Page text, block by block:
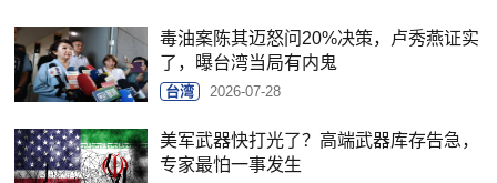
毒油案陈其迈怒问20%决策，卢秀燕证实
了，曝台湾当局有内鬼
台湾 2026-07-28
美军武器快打光了？高端武器库存告急，
专家最怕一事发生